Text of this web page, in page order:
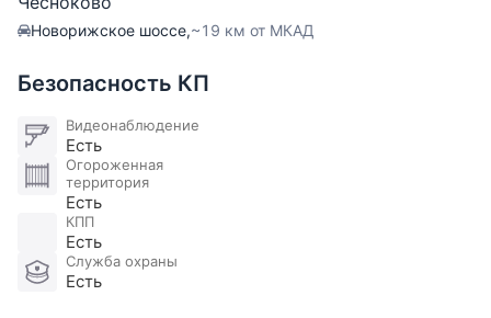
Новорижское шоссе,~19 км от МКАД
Безопасность КП
Видеонаблюдение
Есть
Огороженная
территория
Есть
КПП
Есть
Служба охраны
Есть